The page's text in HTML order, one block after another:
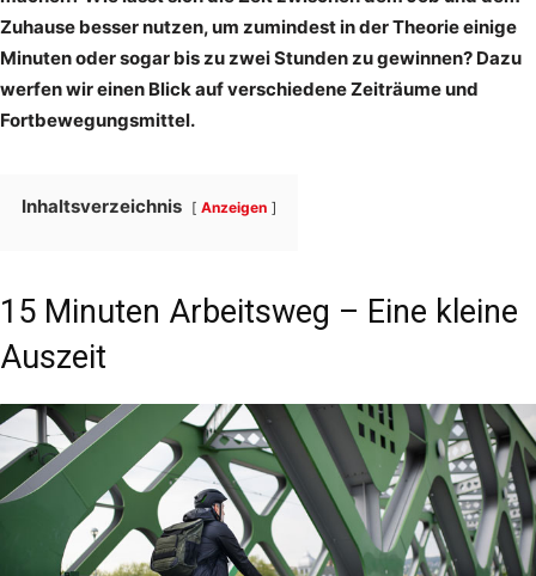
Zuhause besser nutzen, um zumindest in der Theorie einige
Minuten oder sogar bis zu zwei Stunden zu gewinnen? Dazu
werfen wir einen Blick auf verschiedene Zeiträume und
Fortbewegungsmittel.
Inhaltsverzeichnis Anzeigen
15 Minuten Arbeitsweg – Eine kleine
Auszeit